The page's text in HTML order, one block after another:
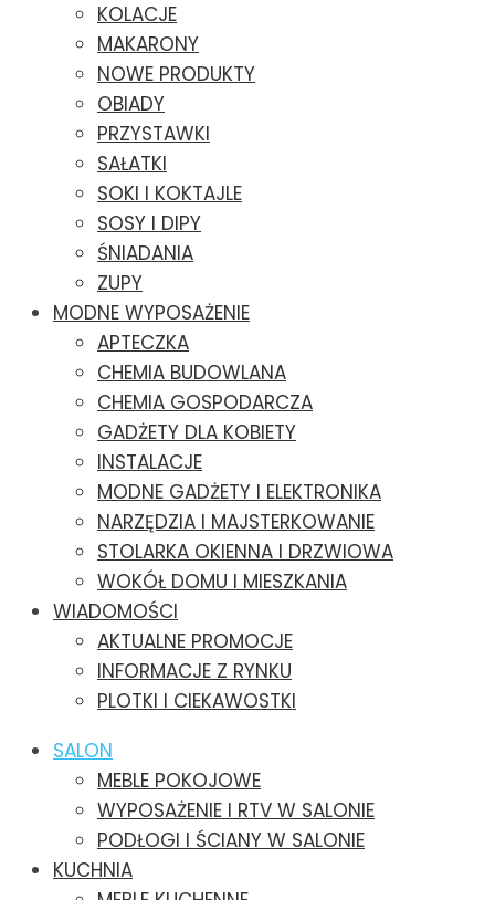
KOLACJE
MAKARONY
NOWE PRODUKTY
OBIADY
PRZYSTAWKI
SAŁATKI
SOKI I KOKTAJLE
SOSY I DIPY
ŚNIADANIA
ZUPY
MODNE WYPOSAŻENIE
APTECZKA
CHEMIA BUDOWLANA
CHEMIA GOSPODARCZA
GADŻETY DLA KOBIETY
INSTALACJE
MODNE GADŻETY I ELEKTRONIKA
NARZĘDZIA I MAJSTERKOWANIE
STOLARKA OKIENNA I DRZWIOWA
WOKÓŁ DOMU I MIESZKANIA
WIADOMOŚCI
AKTUALNE PROMOCJE
INFORMACJE Z RYNKU
PLOTKI I CIEKAWOSTKI
SALON
MEBLE POKOJOWE
WYPOSAŻENIE I RTV W SALONIE
PODŁOGI I ŚCIANY W SALONIE
KUCHNIA